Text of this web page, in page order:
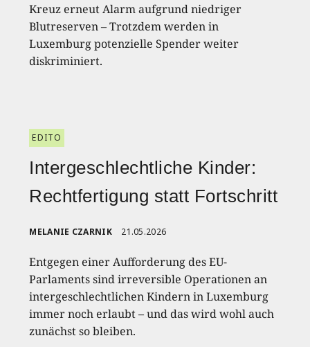
Kreuz erneut Alarm aufgrund niedriger
Blutreserven – Trotzdem werden in
Luxemburg potenzielle Spender weiter
diskriminiert.
EDITO
Intergeschlechtliche Kinder:
Rechtfertigung statt Fortschritt
MELANIE CZARNIK 21.05.2026
Entgegen einer Aufforderung des EU-
Parlaments sind irreversible Operationen an
intergeschlechtlichen Kindern in Luxemburg
immer noch erlaubt – und das wird wohl auch
zunächst so bleiben.